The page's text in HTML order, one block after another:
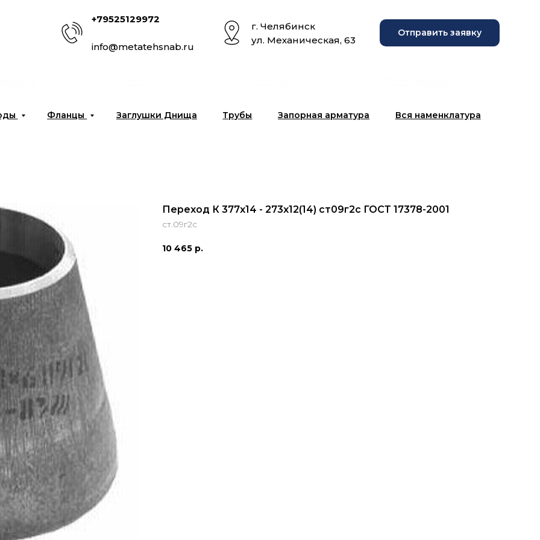
+79525129972
info@metatehsnab.ru
г. Челябинск
ул. Механическая, 63
Отправить заявку
Фланцы Заглушки Днища Трубы Запорная арматура Вся наменклатура
Переход К 377x14 - 273x12(14) ст09г2с ГОСТ 17378-2001
ст.09г2с
10 465 р.